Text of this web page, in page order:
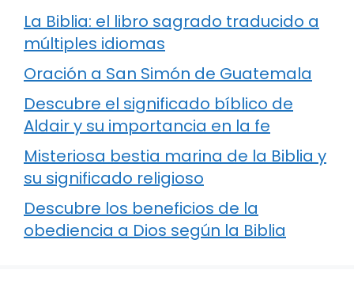
La Biblia: el libro sagrado traducido a
múltiples idiomas
Oración a San Simón de Guatemala
Descubre el significado bíblico de
Aldair y su importancia en la fe
Misteriosa bestia marina de la Biblia y
su significado religioso
Descubre los beneficios de la
obediencia a Dios según la Biblia